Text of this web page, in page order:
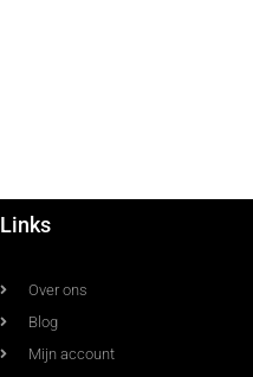
Links
Over ons
Blog
Mijn account